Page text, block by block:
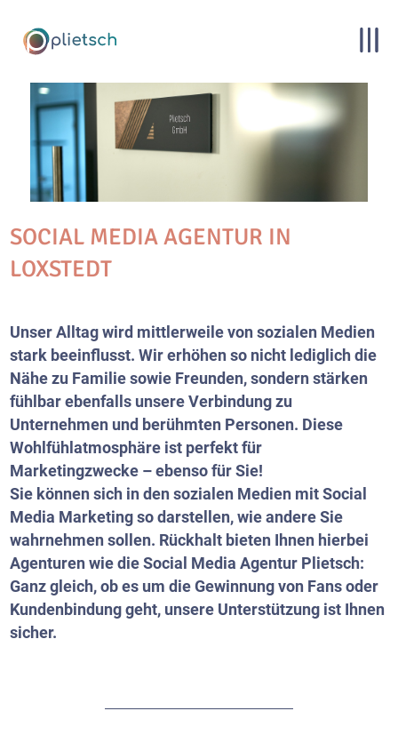
SOCIAL MEDIA AGENTUR IN
LOXSTEDT
Unser Alltag wird mittlerweile von sozialen Medien
stark beeinflusst. Wir erhöhen so nicht lediglich die
Nähe zu Familie sowie Freunden, sondern stärken
fühlbar ebenfalls unsere Verbindung zu
Unternehmen und berühmten Personen. Diese
Wohlfühlatmosphäre ist perfekt für
Marketingzwecke – ebenso für Sie!
Sie können sich in den sozialen Medien mit Social
Media Marketing so darstellen, wie andere Sie
wahrnehmen sollen. Rückhalt bieten Ihnen hierbei
Agenturen wie die Social Media Agentur Plietsch:
Ganz gleich, ob es um die Gewinnung von Fans oder
Kundenbindung geht, unsere Unterstützung ist Ihnen
sicher.